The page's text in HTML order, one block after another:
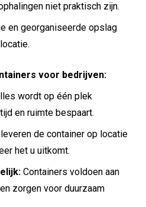
niet praktisch zijn.
en georganiseerde opslag
voor bedrijven:
wordt op één plek
en ruimte bespaart.
de container op locatie
het u uitkomt.
Containers voldoen aan
zorgen voor duurzaam